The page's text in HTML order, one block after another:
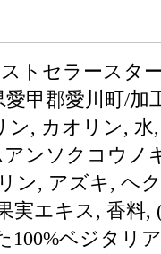
トセラースタ
甲郡愛川町/加
, カオリン,
ンソクコウノ
ン, アズキ, ヘ
エキス, 香料,
ベジタリ